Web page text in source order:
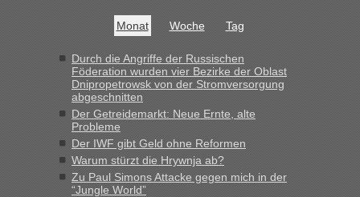
buchbar - warum auch immer ...
Hab´s versucht - bekomme aber immer angezeigt "auf dieser
Strecke fahren wir nicht"
inBerichte und Reisetipps • Re: Mit dem Zug in
die Ukraine
„Man sollte aber explizit dazu schreiben, daß es ein Zug von
LeoExpress ist - und nur auf deren Webseite kann man die
Monat Woche Tag
Durch die Angriffe der Russischen
Föderation wurden vier Bezirke der Oblast
Dnipropetrowsk von der Stromversorgung
abgeschnitten
Der Getreidemarkt: Neue Ernte, alte
Probleme
Der IWF gibt Geld ohne Reformen
Warum stürzt die Hrywnja ab?
Zu Paul Simons Attacke gegen mich in der
“Jungle World”